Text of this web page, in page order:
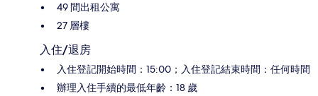
49 間出租公寓
27 層樓
入住/退房
入住登記開始時間：15:00；入住登記結束時間：任何時間
辦理入住手續的最低年齡：18 歲